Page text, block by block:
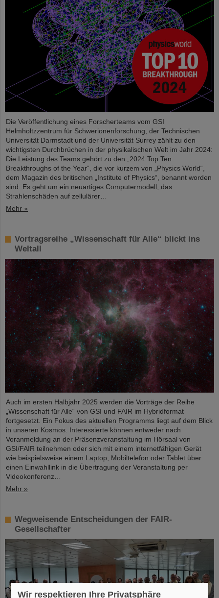
Die Veröffentlichung eines Forscherteams vom GSI
Helmholtzzentrum für Schwerionenforschung, der Technischen
Universität Darmstadt und der Universität Surrey zählt zu den
wichtigsten Durchbrüchen in der physikalischen Welt im Jahr 2024:
Die Leistung des Teams gehört zu den „2024 Top Ten
Breakthroughs of the Year“, die vor kurzem von „Physics World“,
dem Magazin des britischen „Institute of Physics“, benannt worden
sind. Es geht um ein neuartiges Computermodell, das
Strahlenschäden auf zellulärer…
Mehr »
Vortragsreihe „Wissenschaft für Alle“ blickt ins
Weltall
Auch im ersten Halbjahr 2025 werden die Vorträge der Reihe
„Wissenschaft für Alle“ von GSI und FAIR im Hybridformat
fortgesetzt. Ein Fokus des aktuellen Programms liegt auf dem Blick
in unseren Kosmos. Interessierte können entweder nach
Voranmeldung an der Präsenzveranstaltung im Hörsaal von
GSI/FAIR teilnehmen oder sich mit einem internetfähigen Gerät
wie beispielsweise einem Laptop, Mobiltelefon oder Tablet über
einen Einwahllink in die Übertragung der Veranstaltung per
Videokonferenz…
Mehr »
Wegweisende Entscheidungen der FAIR-
Gesellschafter
Wir respektieren Ihre Privatsphäre